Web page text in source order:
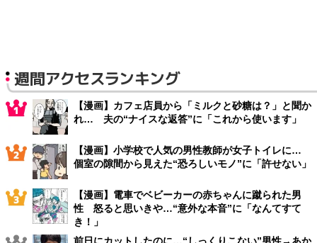
週間アクセスランキング
【漫画】カフェ店員から「ミルクと砂糖は？」と聞か
れ… 夫の“ナイスな返答”に「これから使います」
【漫画】小学校で人気の男性教師が女子トイレに…
個室の隙間から見えた“恐ろしいモノ”に「許せない」
【漫画】電車でベビーカーの赤ちゃんに蹴られた男
性 怒ると思いきや…“意外な本音”に「なんてすて
き！」